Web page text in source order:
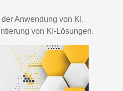
Anwendung von KI.
von KI-Lösungen.